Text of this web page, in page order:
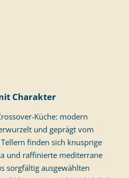
Charakter
Küche: modern
und geprägt vom
finden sich knusprige
und raffinierte mediterrane
sorgfältig ausgewählten